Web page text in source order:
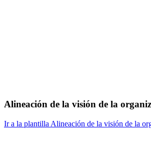
Alineación de la visión de la
Ir a la plantilla Alineación de la visión de la